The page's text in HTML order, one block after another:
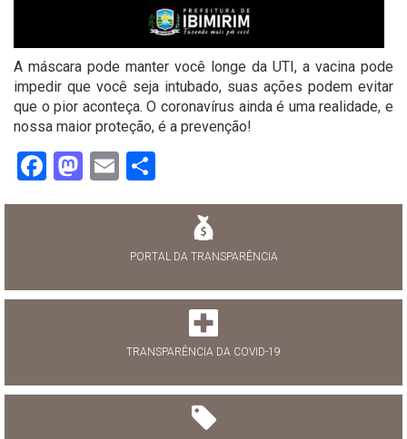
A máscara pode manter você longe da UTI, a vacina pode
impedir que você seja intubado, suas ações podem evitar
que o pior aconteça. O coronavírus ainda é uma realidade, e
nossa maior proteção, é a prevenção!
Facebook
Mastodon
Email
PORTAL DA TRANSPARÊNCIA
TRANSPARÊNCIA DA COVID-19